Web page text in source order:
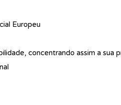
Europeu
concentrando assim a sua